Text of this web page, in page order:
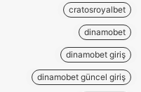
cratosroyalbet
dinamobet
dinamobet giriş
dinamobet güncel giriş